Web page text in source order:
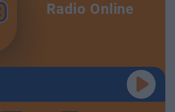
Radio Online